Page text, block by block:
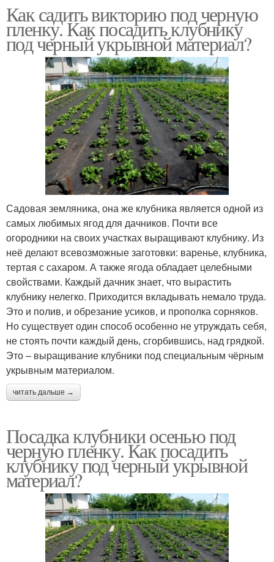
Как садить викторию под черную
пленку. Как посадить клубнику
под черный укрывной материал?
Садовая земляника, она же клубника является одной из
самых любимых ягод для дачников. Почти все
огородники на своих участках выращивают клубнику. Из
неё делают всевозможные заготовки: варенье, клубника,
тертая с сахаром. А также ягода обладает целебными
свойствами. Каждый дачник знает, что вырастить
клубнику нелегко. Приходится вкладывать немало труда.
Это и полив, и обрезание усиков, и прополка сорняков.
Но существует один способ особенно не утруждать себя,
не стоять почти каждый день, сгорбившись, над грядкой.
Это – выращивание клубники под специальным чёрным
укрывным материалом.
читать дальше →
Посадка клубники осенью под
черную пленку. Как посадить
клубнику под черный укрывной
материал?